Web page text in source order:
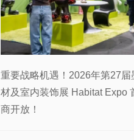
重要战略机遇！2026年第27届
材及室内装饰展 Habitat Expo
商开放！